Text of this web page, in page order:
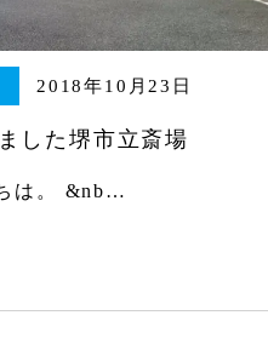
2018年10月23日
した堺市立斎場
。 &nb…